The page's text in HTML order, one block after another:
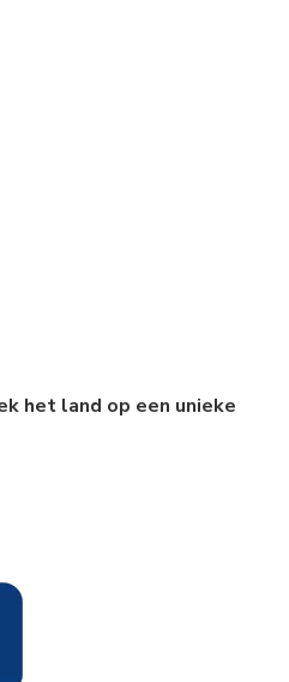
het land op een unieke